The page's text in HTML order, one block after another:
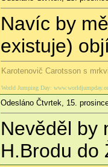
Navíc by
existuje)
Karotenovič Carotsson s
World Jumping Day:
Odesláno Čtvrtek, 15.
Nevěděl by
H.Brodu do